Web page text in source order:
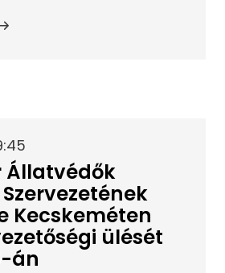
Állatvédők
Kecskeméten
ülését
án